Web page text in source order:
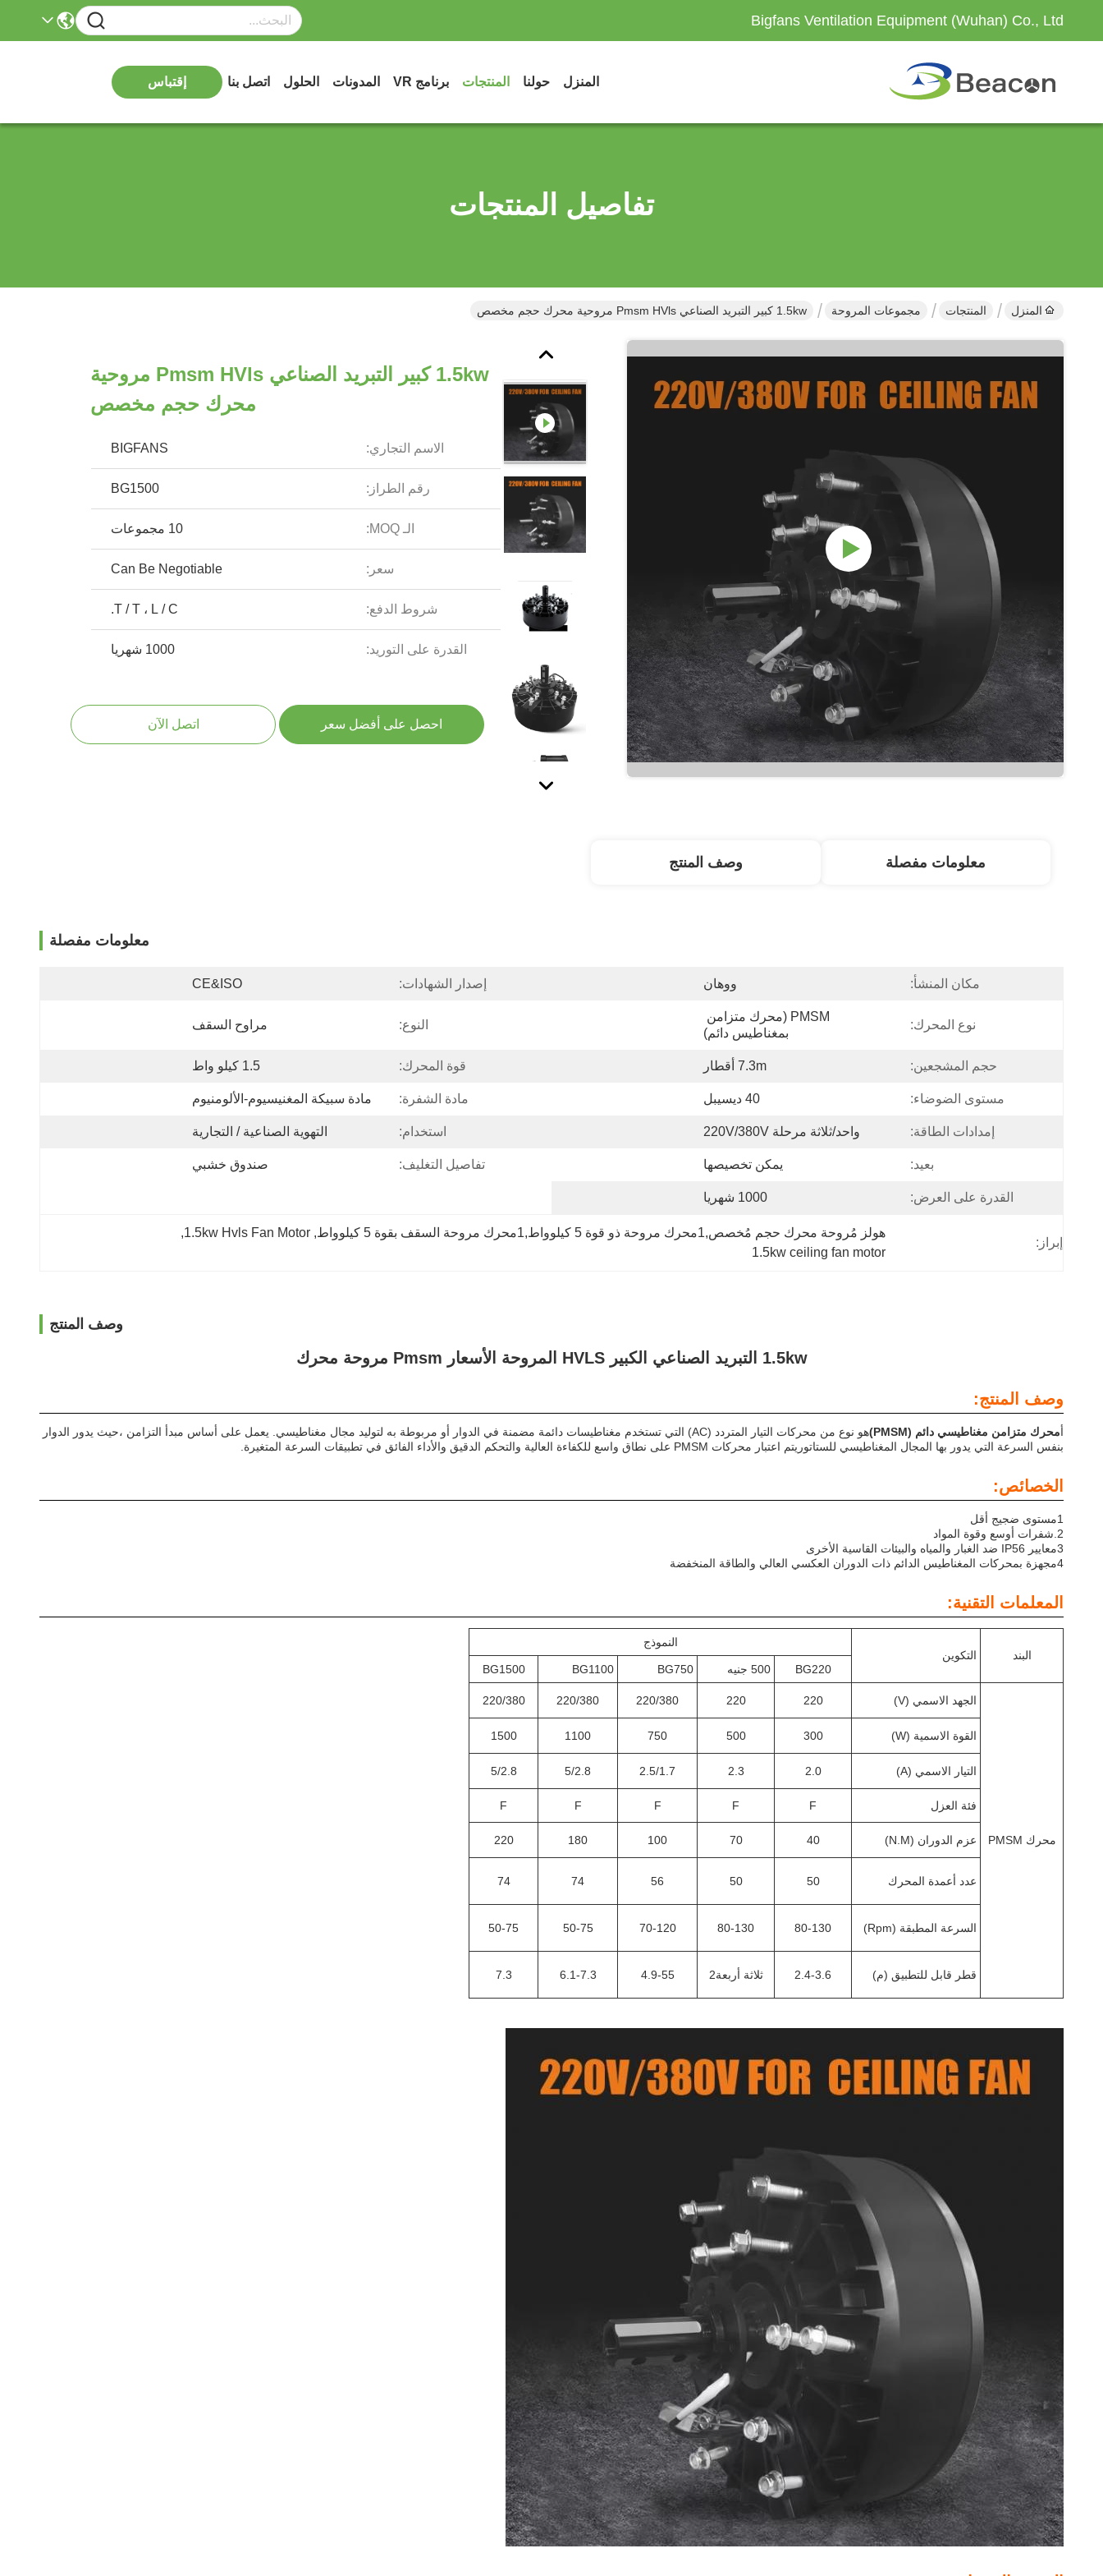
Bigfans Ventilation Equipment (Wuhan) Co., Ltd
المنزل حولنا المنتجات برنامج VR المدونات الحلول اتصل بنا إقتباس
تفاصيل المنتجات
المنزل المنتجات مجموعات المروحة 1.5kw كبير التبريد الصناعي Pmsm HVls مروحية محرك حجم مخصص
1.5kw كبير التبريد الصناعي Pmsm HVls مروحية
محرك حجم مخصص
الاسم التجاري: BIGFANS
رقم الطراز: BG1500
الـ MOQ: 10 مجموعات
سعر: Can Be Negotiable
شروط الدفع: T / T ، L / C.
القدرة على التوريد: 1000 شهريا
احصل على أفضل سعر اتصل الآن
معلومات مفصلة وصف المنتج
معلومات مفصلة
مكان المنشأ: ووهان إصدار الشهادات: CE&ISO
نوع المحرك:
بمغناطيس دائم)
النوع: مراوح السقف
حجم المشجعين: 7.3m أقطار قوة المحرك: 1.5 كيلو واط
مستوى الضوضاء: 40 ديسيبل مادة الشفرة: مادة سبيكة المغنيسيوم-الألومنيوم
إمدادات الطاقة: واحد/ثلاثة مرحلة 220V/380V استخدام: التهوية الصناعية / التجارية
بعيد: يمكن تخصيصها تفاصيل التغليف: صندوق خشبي
القدرة على العرض: 1000 شهريا
إبراز:
هولز مُروحة محرك حجم مُخصص,1محرك مروحة ذو قوة 5 كيلوواط,1محرك مروحة السقف بقوة 5 كيلوواط ,
1.5kw Hvls Fan Motor
,
1.5kw ceiling fan motor
وصف المنتج
1.5kw التبريد الصناعي الكبير HVLS المروحة الأسعار Pmsm مروحة محرك
وصف المنتج:
أمحرك متزامن مغناطيسي دائم (PMSM)
هو نوع من محركات التيار المتردد (AC) التي تستخدم مغناطيسات دائمة مضمنة في الدوار أو مربوطة به لتوليد مجال مغناطيسي. يعمل على أساس مبدأ التزامن ،حيث يدور الدوار
بنفس السرعة التي يدور بها المجال المغناطيسي للستاتوريتم اعتبار محركات PMSM على نطاق واسع للكفاءة العالية والتحكم الدقيق والأداء الفائق في تطبيقات السرعة المتغيرة.
الخصائص:
1مستوى ضجيج أقل
2. شفرات أوسع وقوة المواد
3معايير IP56 ضد الغبار والمياه والبيئات القاسية الأخرى
4مجهزة بمحركات المغناطيس الدائم ذات الدوران العكسي العالي والطاقة المنخفضة
المعلمات التقنية:
البند التكوين
النموذج
BG220 500 جنيه BG750
BG1100
BG1500
محرك PMSM
الجهد الاسمي (V) 220
220
220/380
220/380
220/380
القوة الاسمية (W) 300
500
750
1100
1500
التيار الاسمي (A) 2.0
2.3
2.5/1.7
5/2.8
5/2.8
فئة العزل F
F
F
F
F
عزم الدوران (N.M) 40
70
100
180
220
عدد أعمدة المحرك 50
50
56
74
74
السرعة المطبقة (Rpm) 80-130
80-130
70-120
50-75
50-75
قطر قابل للتطبيق (م) 2.4-3.6 ثلاثة أربعة2 4.9-55
6.1-7.3
7.3